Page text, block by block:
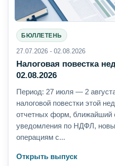
БЮЛЛЕТЕНЬ
27.07.2026 - 02.08.2026
Налоговая повестка
02.08.2026
Период: 27 июля — 2
налоговой повестки этой
отчетных форм, ближайший
уведомления по НДФЛ,
операциям с...
Открыть выпуск